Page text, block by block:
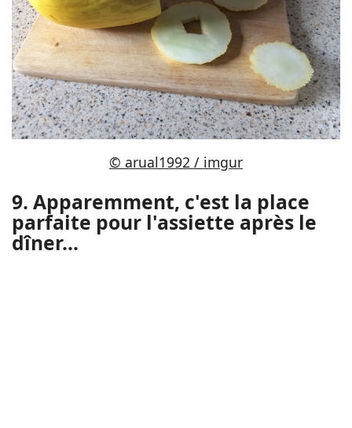
© arual1992 / imgur
9. Apparemment, c'est la place
parfaite pour l'assiette après le
dîner...